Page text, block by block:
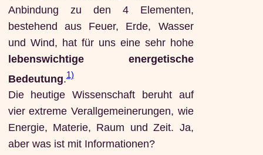
Anbindung zu den 4 Elementen,
bestehend aus Feuer, Erde, Wasser
und Wind, hat für uns eine sehr hohe
lebenswichtige energetische
Bedeutung.1)
Die heutige Wissenschaft beruht auf
vier extreme Verallgemeinerungen, wie
Energie, Materie, Raum und Zeit. Ja,
aber was ist mit Informationen?